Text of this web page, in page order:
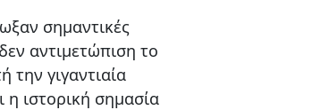
σημαντικές
αντιμετώπιση το
γιγαντιαία
η ιστορική σημασία